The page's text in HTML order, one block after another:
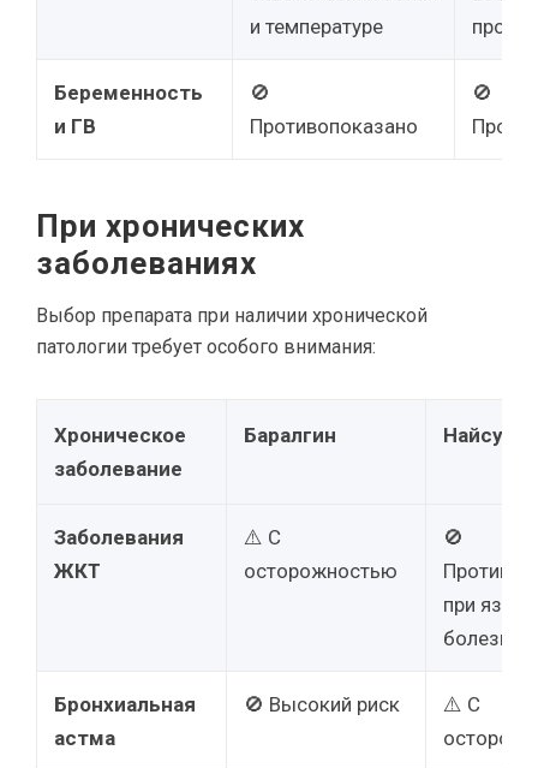
и температуре
Беременность
и ГВ
🚫
Противопоказано
🚫
При хронических
заболеваниях
Выбор препарата при наличии хронической
патологии требует особого внимания:
Хроническое
заболевание
Баралгин
Заболевания
ЖКТ
⚠️ С
осторожностью
🚫
при
болезни
Бронхиальная
астма
🚫 Высокий риск
⚠️ С